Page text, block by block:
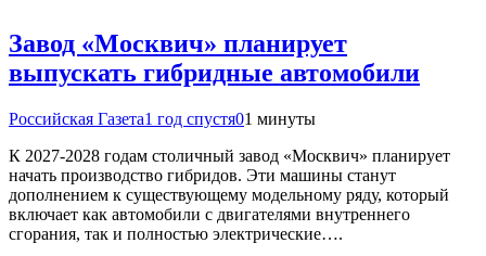
Завод «Москвич» планирует
выпускать гибридные автомобили
Российская Газета1 год спустя01 минуты
К 2027-2028 годам столичный завод «Москвич» планирует
начать производство гибридов. Эти машины станут
дополнением к существующему модельному ряду, который
включает как автомобили с двигателями внутреннего
сгорания, так и полностью электрические….